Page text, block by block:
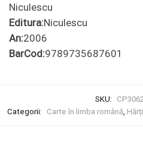
Niculescu
Editura:Niculescu
An:2006
BarCod:9789735687601
SKU:
Categorii:
Carte în limba română